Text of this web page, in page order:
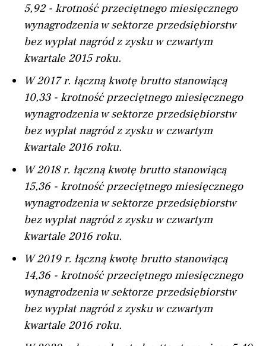
5,92 - krotność przeciętnego miesięcznego
wynagrodzenia w sektorze przedsiębiorstw
bez wypłat nagród z zysku w czwartym
kwartale 2015 roku.
W 2017 r. łączną kwotę brutto stanowiącą
10,33 - krotność przeciętnego miesięcznego
wynagrodzenia w sektorze przedsiębiorstw
bez wypłat nagród z zysku w czwartym
kwartale 2016 roku.
W 2018 r. łączną kwotę brutto stanowiącą
15,36 - krotność przeciętnego miesięcznego
wynagrodzenia w sektorze przedsiębiorstw
bez wypłat nagród z zysku w czwartym
kwartale 2016 roku.
W 2019 r. łączną kwotę brutto stanowiącą
14,36 - krotność przeciętnego miesięcznego
wynagrodzenia w sektorze przedsiębiorstw
bez wypłat nagród z zysku w czwartym
kwartale 2016 roku.